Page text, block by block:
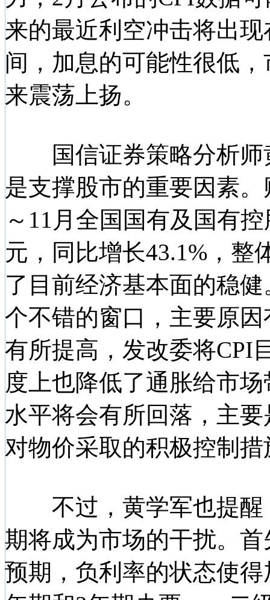
来的最近利空冲击将出
间，加息的可能性很低
来震荡上扬。
国信证券策略分析师
是支撑股市的重要因素
～11月全国国有及国有
元，同比增长43.1%，整
了目前经济基本面的稳
个不错的窗口，主要原
有所提高，发改委将CPI
度上也降低了通胀给市
水平将会有所回落，主
对物价采取的积极控制措
不过，黄学军也提醒
期将成为市场的干扰。
预期，负利率的状态使